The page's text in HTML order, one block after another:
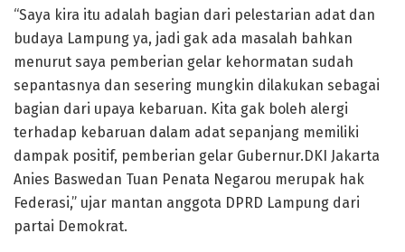
“Saya kira itu adalah bagian dari pelestarian adat dan
budaya Lampung ya, jadi gak ada masalah bahkan
menurut saya pemberian gelar kehormatan sudah
sepantasnya dan sesering mungkin dilakukan sebagai
bagian dari upaya kebaruan. Kita gak boleh alergi
terhadap kebaruan dalam adat sepanjang memiliki
dampak positif, pemberian gelar Gubernur.DKI Jakarta
Anies Baswedan Tuan Penata Negarou merupak hak
Federasi,” ujar mantan anggota DPRD Lampung dari
partai Demokrat.